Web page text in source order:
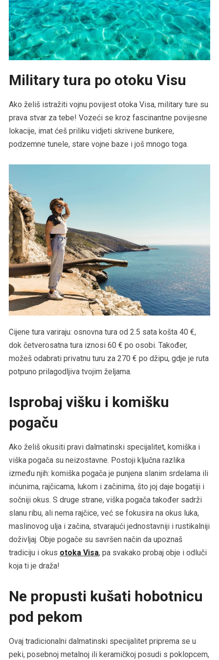
Military tura po otoku Visu
Ako želiš istražiti vojnu povijest otoka Visa, military ture su
prava stvar za tebe! Vozeći se kroz fascinantne povijesne
lokacije, imat ćeš priliku vidjeti skrivene bunkere,
podzemne tunele, stare vojne baze i još mnogo toga.
Cijene tura variraju: osnovna tura od 2.5 sata košta 40 €,
dok četverosatna tura iznosi 60 € po osobi. Također,
možeš odabrati privatnu turu za 270 € po džipu, gdje je ruta
potpuno prilagodljiva tvojim željama​.
Isprobaj višku i komišku
pogaču
Ako želiš okusiti pravi dalmatinski specijalitet, komiška i
viška pogača su neizostavne. Postoji ključna razlika
između njih: komiška pogača je punjena slanim srdelama ili
inćunima, rajčicama, lukom i začinima, što joj daje bogatiji i
sočniji okus. S druge strane, viška pogača također sadrži
slanu ribu, ali nema rajčice, već se fokusira na okus luka,
maslinovog ulja i začina, stvarajući jednostavniji i rustikalniji
doživljaj​. Obje pogače su savršen način da upoznaš
tradiciju i okus otoka Visa, pa svakako probaj obje i odluči
koja ti je draža!
Ne propusti kušati hobotnicu
pod pekom
Ovaj tradicionalni dalmatinski specijalitet priprema se u
peki, posebnoj metalnoj ili keramičkoj posudi s poklopcem,